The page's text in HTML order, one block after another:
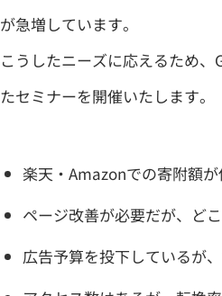
が急増しています。
こうしたニーズに応えるため
たセミナーを開催いたします。
楽天・Amazonでの寄附額
ページ改善が必要だが、ど
広告予算を投下しているが